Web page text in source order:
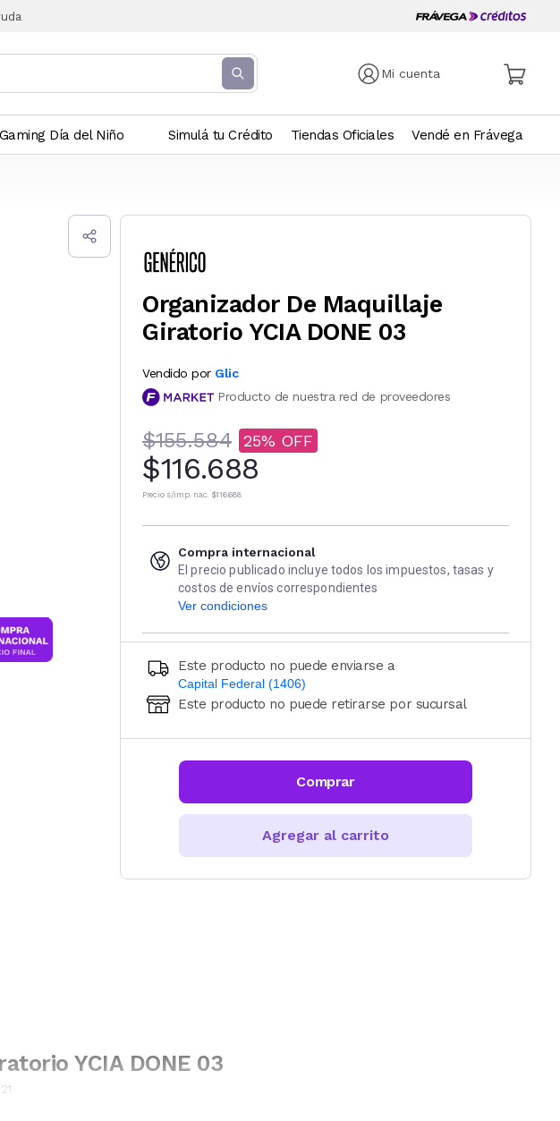
Mi cuenta
Gaming Día del Niño Simulá tu Crédito Tiendas Oficiales Vendé en Frávega
Organizador De Maquillaje
Giratorio YCIA DONE 03
Vendido por Glic
Producto de nuestra red de proveedores
$155.584 25
$116.688
Precio s/imp. nac. $116.688
Compra internacional
El precio publicado incluye todos los impuestos, tasas y
costos de envíos correspondientes
Ver condiciones
Este producto no puede enviarse a
Capital Federal (1406)
Ingresá código postal (sólo números)
CALCULAR
Este producto no puede retirarse por sucursal
Comprar
Agregar al carrito
YCIA DONE 03